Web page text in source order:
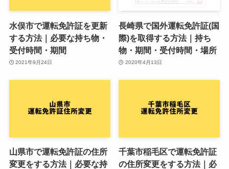
水俣市で運転免許証を更新
する方法｜必要な持ち物・
受付時間・期間
2021年9月24日
長崎県で国外運転免許証(国
際)を取得する方法｜持ち
物・期間・受付時間・場所
2020年4月13日
山県市で運転免許証の住所
変更をする方法｜必要な持
千葉市稲毛区で運転免許証
の住所変更をする方法｜必